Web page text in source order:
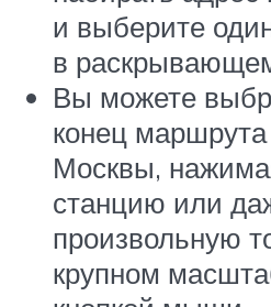
и выберите
в
Вы можете
конец маршрута
Москвы,
станцию или
произвольную
крупном